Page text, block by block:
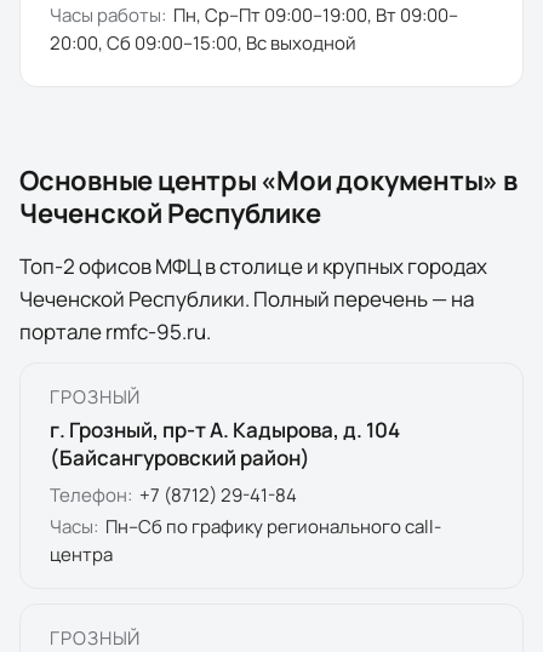
Часы работы: Пн, Ср–Пт 09:00–19:00, Вт 09:00–
20:00, Сб 09:00–15:00, Вс выходной
Основные центры «Мои документы» в
Чеченской Республике
Топ-2офисовМФЦ в столице и крупных городах
Чеченской Республики. Полный перечень — на
порталеrmfc-95.ru.
ГРОЗНЫЙ
г. Грозный, пр-т А. Кадырова, д. 104
(Байсангуровский район)
Телефон: +7 (8712) 29-41-84
Часы: Пн–Сб по графику регионального call-
центра
ГРОЗНЫЙ